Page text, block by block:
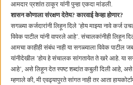
आमदार प्रशांत ठाकूर यांनी पुन्हा एकदा मांडली.
शासन कोणाला संरक्षण देतेय? कारवाई केव्हा होणार?
सगळ्या कर्जदारांनी लिहून दिले ’होय माझ्या नावे कर्ज
विवेक पाटील यांनी वापरले आहे’. संचालकांनीही लिहून
आमचा काहीही संबंध नाही या सगळ्याला विवेक पाटील
यांनीदेखील ’होय हे संचालक सांगतायेत ते खरे आहे. या
आहे’, असे लिहून देत स्पष्ट शब्दांत कबुली दिली आहे,
म्हणाले की, मी एवढ्यापुरते सांगत नाही तर आता